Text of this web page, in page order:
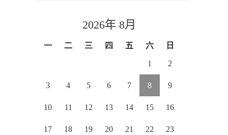
2026年 8月
一 二 三 四 五 六 日
1 2
3 4 5 6 7 8 9
10 11 12 13 14 15 16
17 18 19 20 21 22 23